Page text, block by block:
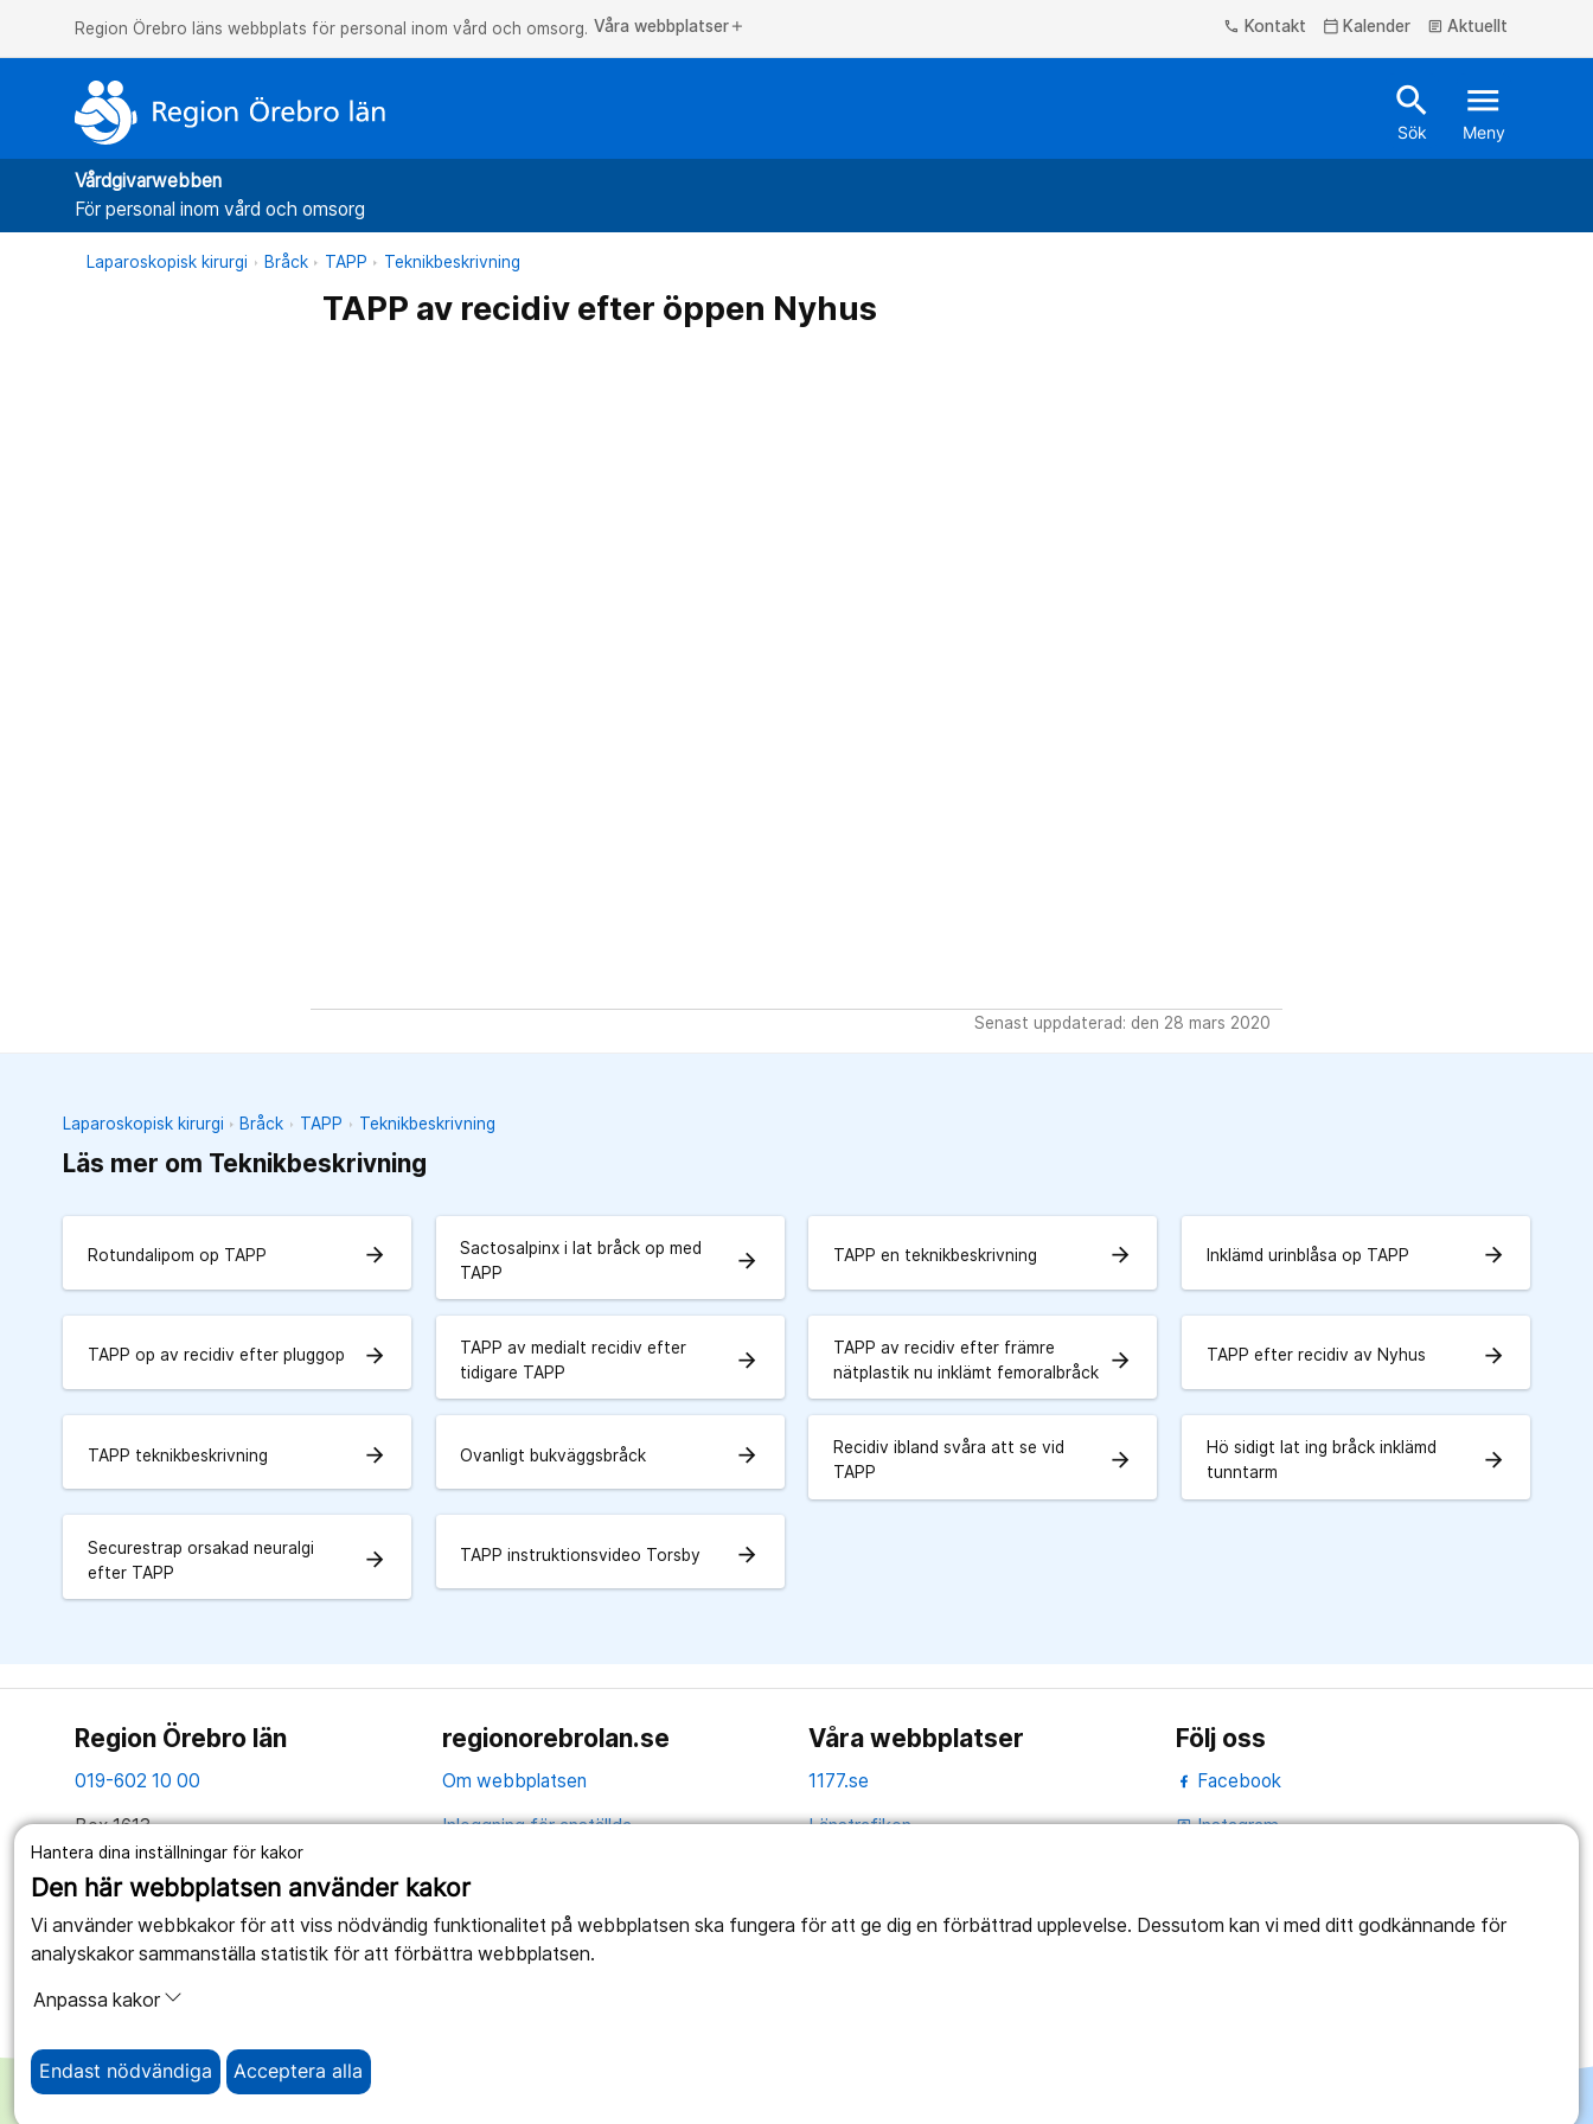
Hantera dina inställningar för kakor
Den här webbplatsen använder kakor
Vi använder webbkakor för att viss nödvändig funktionalitet på webbplatsen ska fungera för att ge dig en förbättrad upplevelse. Dessutom kan vi med ditt godkännande för
analyskakor sammanställa statistik för att förbättra webbplatsen.
Anpassa kakor
Endast nödvändiga Acceptera alla
Region Örebro läns webbplats för personal inom vård och omsorg. Våra webbplatser add phone Kontakt calendar_today Kalender article Aktuellt
search
Sök
menu
Meny
Vårdgivarwebben
För personal inom vård och omsorg
Laparoskopisk kirurgi Bråck TAPP Teknikbeskrivning
TAPP av recidiv efter öppen Nyhus
Senast uppdaterad: den 28 mars 2020
Laparoskopisk kirurgi Bråck TAPP Teknikbeskrivning
Läs mer om Teknikbeskrivning
Rotundalipom op TAPP arrow_forward
Sactosalpinx i lat bråck op med
TAPP
arrow_forward TAPP en teknikbeskrivning arrow_forward Inklämd urinblåsa op TAPP arrow_forward
TAPP op av recidiv efter pluggop arrow_forward
TAPP av medialt recidiv efter
tidigare TAPP
arrow_forward
TAPP av recidiv efter främre
nätplastik nu inklämt femoralbråck
arrow_forward TAPP efter recidiv av Nyhus arrow_forward
TAPP teknikbeskrivning arrow_forward Ovanligt bukväggsbråck arrow_forward
Recidiv ibland svåra att se vid
TAPP
arrow_forward
Hö sidigt lat ing bråck inklämd
tunntarm
arrow_forward
Securestrap orsakad neuralgi
efter TAPP
arrow_forward TAPP instruktionsvideo Torsby arrow_forward
Region Örebro län
019-602 10 00
Box 1613
701 16 Örebro
Tillsammans skapar vi ett bättre liv
regionorebrolan.se
Om webbplatsen
Inloggning för anställda
Webbplatsens tillgänglighet
Våra webbplatser
1177.se
Länstrafiken
Följ oss
Facebook
portraitInstagram